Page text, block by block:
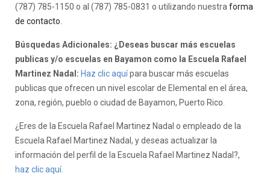
(787) 785-1150 o al (787) 785-0831 o utilizando nuestra forma
de contacto
Búsquedas Adicionales: ¿Deseas buscar más escuelas
publicas y/o escuelas en Bayamon como la Escuela Rafael
Martinez Nadal: Haz clic aquípara buscar más escuelas
publicas que ofrecen un nivel escolar de Elemental en el área,
zona, región, pueblo o ciudad de Bayamon, Puerto Rico.
¿Eres de la Escuela Rafael Martinez Nadal o empleado de la
Escuela Rafael Martinez Nadal, y deseas actualizar la
información del perfil de la Escuela Rafael Martinez Nadal?,
haz clic aquí.